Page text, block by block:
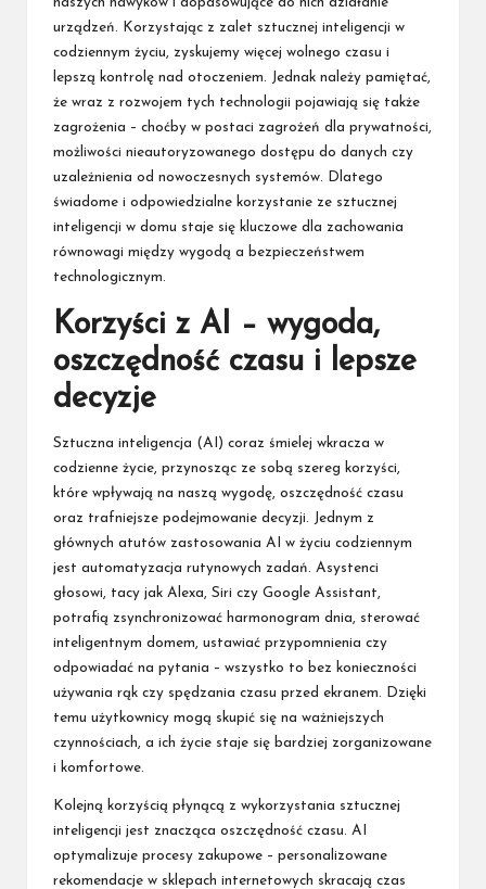
urządzeń. Korzystając z zalet sztucznej inteligencji w
codziennym życiu, zyskujemy więcej wolnego czasu i
lepszą kontrolę nad otoczeniem. Jednak należy pamiętać,
że wraz z rozwojem tych technologii pojawiają się także
zagrożenia – choćby w postaci zagrożeń dla prywatności,
możliwości nieautoryzowanego dostępu do danych czy
uzależnienia od nowoczesnych systemów. Dlatego
świadome i odpowiedzialne korzystanie ze sztucznej
inteligencji w domu staje się kluczowe dla zachowania
równowagi między wygodą a bezpieczeństwem
technologicznym.
Korzyści z AI – wygoda,
oszczędność czasu i lepsze
decyzje
Sztuczna inteligencja (AI) coraz śmielej wkracza w
codzienne życie, przynosząc ze sobą szereg korzyści,
które wpływają na naszą wygodę, oszczędność czasu
oraz trafniejsze podejmowanie decyzji. Jednym z
głównych atutów zastosowania AI w życiu codziennym
jest automatyzacja rutynowych zadań. Asystenci
głosowi, tacy jak Alexa, Siri czy Google Assistant,
potrafią zsynchronizować harmonogram dnia, sterować
inteligentnym domem, ustawiać przypomnienia czy
odpowiadać na pytania – wszystko to bez konieczności
używania rąk czy spędzania czasu przed ekranem. Dzięki
temu użytkownicy mogą skupić się na ważniejszych
czynnościach, a ich życie staje się bardziej zorganizowane
i komfortowe.
Kolejną korzyścią płynącą z wykorzystania sztucznej
inteligencji jest znacząca oszczędność czasu. AI
optymalizuje procesy zakupowe – personalizowane
rekomendacje w sklepach internetowych skracają czas